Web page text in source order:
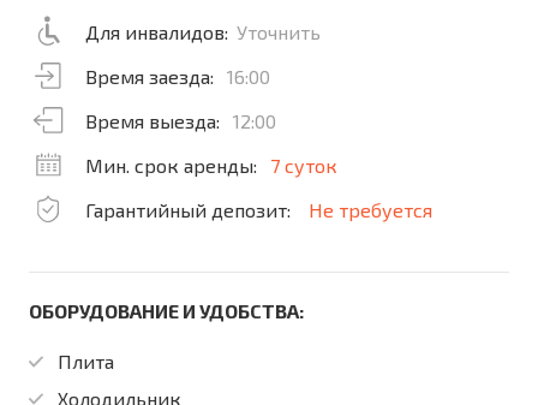
Для инвалидов: Уточнить
Время заезда:
16:00
Время выезда:
12:00
Мин. срок аренды:
7 суток
Гарантийный депозит:
Не требуется
ОБОРУДОВАНИЕ И УДОБСТВА:
Плита
Холодильник